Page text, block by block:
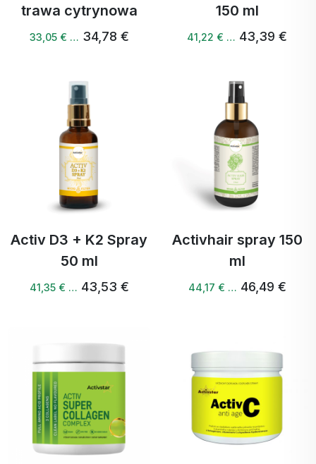
trawa cytrynowa
33,05 € … 34,78 €
150 ml
41,22 € … 43,39 €
Activ D3 + K2 Spray
50 ml
41,35 € … 43,53 €
Activhair spray 150
ml
44,17 € … 46,49 €